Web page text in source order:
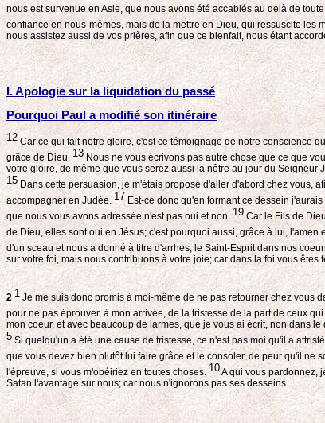
nous est survenue en Asie, que nous avons été accablés au delà de
confiance en nous-mêmes, mais de la mettre en Dieu, qui ressuscite les
nous assistez aussi de vos prières, afin que ce bienfait, nous étant
I. Apologie sur la liquidation du passé
Pourquoi Paul a modifié son itinéraire
12Car ce qui fait notre gloire, c'est ce témoignage de notre conscience
grâce de Dieu. 13 Nous ne vous écrivons pas autre chose que ce que
votre gloire, de même que vous serez aussi la nôtre au jour du Seigneur
15 Dans cette persuasion, je m'étais proposé d'aller d'abord chez vous,
accompagner en Judée. 17Est-ce donc qu'en formant ce dessein
que nous vous avons adressée n'est pas oui et non. 19 Car le Fils de
de Dieu, elles sont oui en Jésus; c'est pourquoi aussi, grâce à lui,
d'un sceau et nous a donné à titre d'arrhes, le Saint-Esprit dans nos
sur votre foi, mais nous contribuons à votre joie; car dans la foi vous êtes
2 1 Je me suis donc promis à moi-même de ne pas retourner chez vous
pour ne pas éprouver, à mon arrivée, de la tristesse de la part de ceux
mon coeur, et avec beaucoup de larmes, que je vous ai écrit, non dans
5 Si quelqu'un a été une cause de tristesse, ce n'est pas moi qu'il a
que vous devez bien plutôt lui faire grâce et le consoler, de peur qu'il ne
l'épreuve, si vous m'obéiriez en toutes choses.10A qui vous pardonnez,
Satan l'avantage sur nous; car nous n'ignorons pas ses desseins.